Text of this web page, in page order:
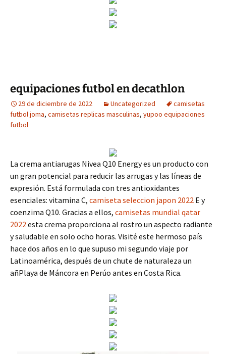
equipaciones futbol en decathlon
29 de diciembre de 2022 Uncategorized
camisetas
futbol joma, camisetas replicas masculinas, yupoo equipaciones
futbol
La crema antiarugas Nivea Q10 Energy es un producto con
un gran potencial para reducir las arrugas y las líneas de
expresión. Está formulada con tres antioxidantes
esenciales: vitamina C, camiseta seleccion japon 2022 E y
coenzima Q10. Gracias a ellos, camisetas mundial qatar
2022esta crema proporciona al rostro un aspecto radiante
y saludable en solo ocho horas. Visité este hermoso país
hace dos años en lo que supuso mi segundo viaje por
Latinoamérica, después de un chute de naturaleza un
añPlaya de Máncora en Perúo antes en Costa Rica.